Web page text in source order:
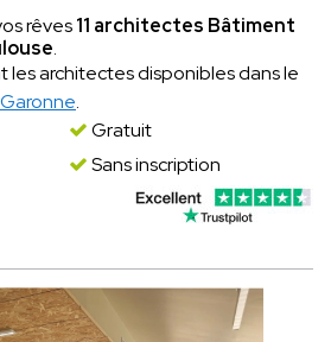
rêves11 architectes Bâtiment
.
architectes disponibles dans le
.
Gratuit
Sans inscription